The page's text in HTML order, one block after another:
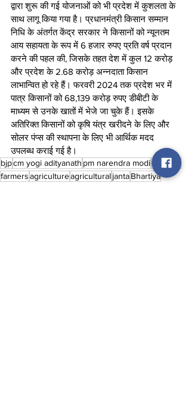
द्वारा शुरू की गई योजनाओं को भी प्रदेश में कुशलता के
साथ लागू किया गया है। प्रधानमंत्री किसान सम्मान
निधि के अंतर्गत केंद्र सरकार ने किसानों को न्यूनतम
आय सहायता के रूप में 6 हजार रुपए प्रति वर्ष प्रदान
करने की पहल की, जिसके तहत देश में कुल 12 करोड़
और प्रदेश के 2.68 करोड़ अन्नदाता किसान
लाभान्वित हो रहे हैं। फरवरी 2024 तक प्रदेश भर में
पात्र किसानों को 68,139 करोड़ रुपए डीबीटी के
माध्यम से उनके खातों में भेजे जा चुके हैं। इसके
अतिरिक्त किसानों को कृषि यंत्र खरीदने के लिए और
सोलर पंप्स की स्थापना के लिए भी आर्थिक मदद
उपलब्ध कराई गई है।
bjpcm yogi adityanath pm narendra modielection
farmersagricultureagriculturaljantaBhartiya